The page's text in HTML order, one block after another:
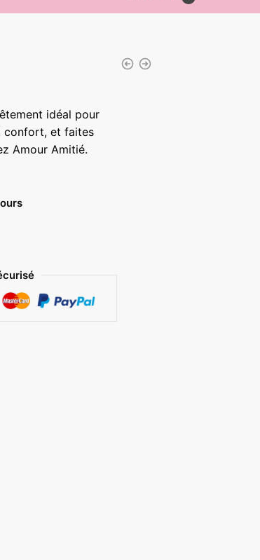
idéal pour
confort, et faites
Amour Amitié.